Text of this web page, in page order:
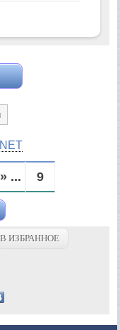
» ... 9
В ИЗБРАННОЕ